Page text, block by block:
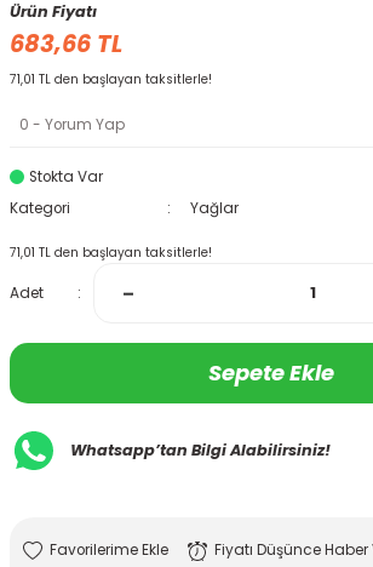
Ürün Fiyatı
683,66 TL
71,01 TL den başlayan taksitlerle!
0 - Yorum Yap
Stokta Var
Kategori
Yağlar
71,01 TL den başlayan taksitlerle!
Adet
Sepete Ekle
Whatsapp’tan Bilgi Alabilirsiniz!
Fiyatı Düşünce Haber